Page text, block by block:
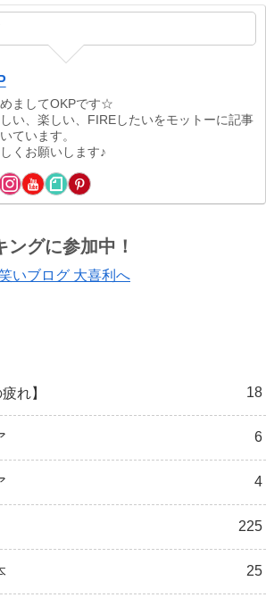
ましてOKPです☆
い、楽しい、FIREしたいをモットーに記事
ています。
くお願いします♪
グに参加中！
れ】 18
6
4
225
25